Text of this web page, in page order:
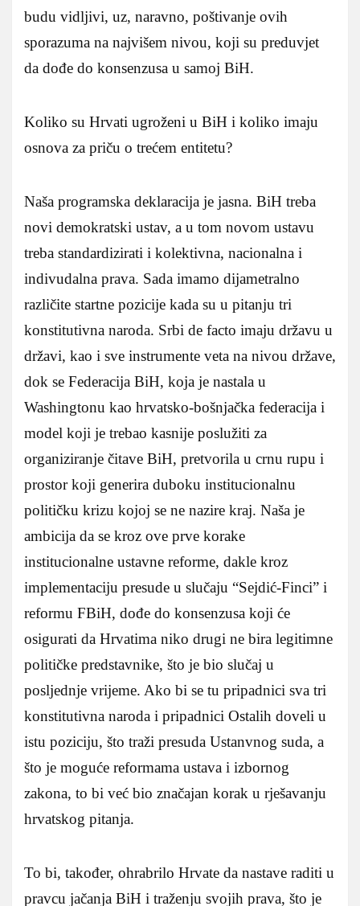
budu vidljivi, uz, naravno, poštivanje ovih
sporazuma na najvišem nivou, koji su preduvjet
da dođe do konsenzusa u samoj BiH.
Koliko su Hrvati ugroženi u BiH i koliko imaju
osnova za priču o trećem entitetu?
Naša programska deklaracija je jasna. BiH treba
novi demokratski ustav, a u tom novom ustavu
treba standardizirati i kolektivna, nacionalna i
indivudalna prava. Sada imamo dijametralno
različite startne pozicije kada su u pitanju tri
konstitutivna naroda. Srbi de facto imaju državu u
državi, kao i sve instrumente veta na nivou države,
dok se Federacija BiH, koja je nastala u
Washingtonu kao hrvatsko-bošnjačka federacija i
model koji je trebao kasnije poslužiti za
organiziranje čitave BiH, pretvorila u crnu rupu i
prostor koji generira duboku institucionalnu
političku krizu kojoj se ne nazire kraj. Naša je
ambicija da se kroz ove prve korake
institucionalne ustavne reforme, dakle kroz
implementaciju presude u slučaju “Sejdić-Finci” i
reformu FBiH, dođe do konsenzusa koji će
osigurati da Hrvatima niko drugi ne bira legitimne
političke predstavnike, što je bio slučaj u
posljednje vrijeme. Ako bi se tu pripadnici sva tri
konstitutivna naroda i pripadnici Ostalih doveli u
istu poziciju, što traži presuda Ustanvnog suda, a
što je moguće reformama ustava i izbornog
zakona, to bi već bio značajan korak u rješavanju
hrvatskog pitanja.
To bi, također, ohrabrilo Hrvate da nastave raditi u
pravcu jačanja BiH i traženju svojih prava, što je